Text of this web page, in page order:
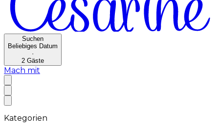
Suchen
Beliebiges Datum
·
2 Gäste
Mach mit
Kategorien